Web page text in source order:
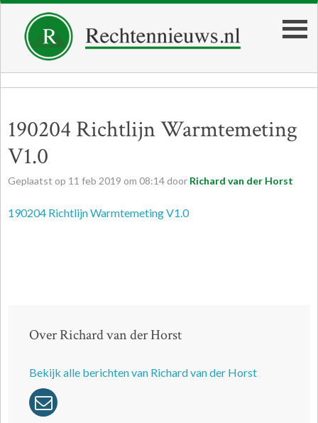
190204 Richtlijn Warmtemeting
V1.0
Geplaatst op 11 feb 2019 om 08:14 door Richard van der Horst
190204 Richtlijn Warmtemeting V1.0
Over Richard van der Horst
Bekijk alle berichten van Richard van der Horst